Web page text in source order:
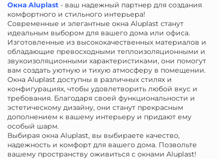
Окна Aluplast - ваш надежный партнер для создания
комфортного и стильного интерьера!
Современные и элегантные окна Aluplast станут
идеальным выбором для вашего дома или офиса.
Изготовленные из высококачественных материалов и
обладающие превосходными теплоизоляционными и
звукоизоляционными характеристиками, они помогут
вам создать уютную и тихую атмосферу в помещении.
Окна Aluplast доступны в различных стилях и
конфигурациях, чтобы удовлетворить любой вкус и
требования. Благодаря своей функциональности и
эстетическому дизайну, они станут прекрасным
дополнением к вашему интерьеру и придают ему
особый шарм.
Выбирая окна Aluplast, вы выбираете качество,
надежность и комфорт для вашего дома. Позвольте
вашему пространству оживиться с окнами Aluplast!